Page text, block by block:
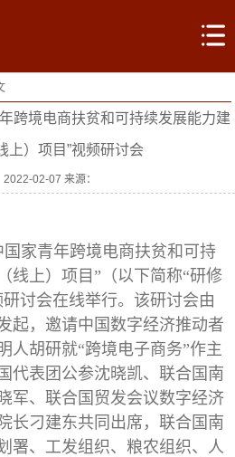
跨境电商扶贫和可持续发展能力建
上）项目”视频研讨会
2022-02-07 来源：
国家青年跨境电商扶贫和可持
线上）项目”（以下简称“研修
讨会在线举行。该研讨会由
起，邀请中国数字经济推动者
人胡研就“跨境电子商务”作主
代表团公参沈晓凯、联合国南
军、联合国贸发会议数字经济
长刁建东共同出席，联合国南
署、工发组织、粮农组织、人